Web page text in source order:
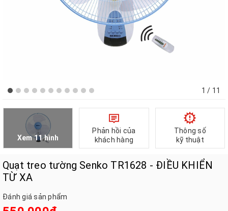
1 / 11
Xem 11 hình
Phản hồi của
khách hàng
Thông số
kỹ thuật
Quạt treo tường Senko TR1628 - ĐIỀU KHIỂN
TỪ XA
Đánh giá sản phẩm